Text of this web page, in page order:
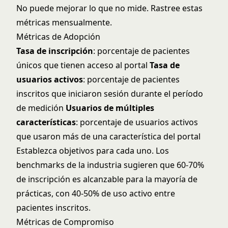
No puede mejorar lo que no mide. Rastree estas
métricas mensualmente.
Métricas de Adopción
Tasa de inscripción: porcentaje de pacientes
únicos que tienen acceso al portal Tasa de
usuarios activos: porcentaje de pacientes
inscritos que iniciaron sesión durante el período
de medición Usuarios de múltiples
características: porcentaje de usuarios activos
que usaron más de una característica del portal
Establezca objetivos para cada uno. Los
benchmarks de la industria sugieren que 60-70%
de inscripción es alcanzable para la mayoría de
prácticas, con 40-50% de uso activo entre
pacientes inscritos.
Métricas de Compromiso